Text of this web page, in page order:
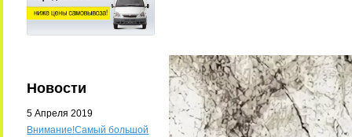
Новости
5 Апреля 2019
Внимание!Самый большой